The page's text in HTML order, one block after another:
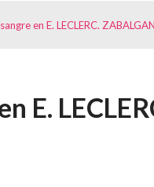
en E. LECLERC.
E.